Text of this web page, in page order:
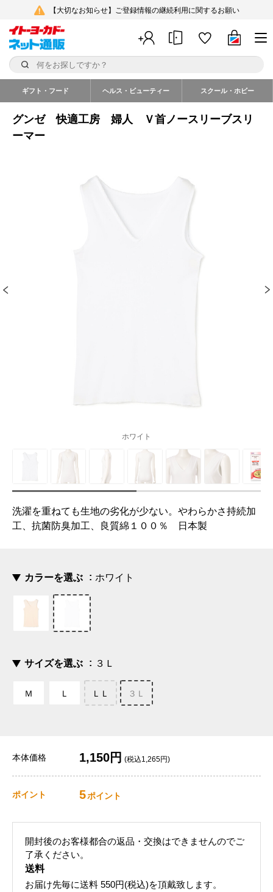
【大切なお知らせ】ご登録情報の継続利用に関するお願い
ギフト・フード ヘルス・ビューティー スクール・ホビー
グンゼ 快適工房 婦人 Ｖ首ノースリーブスリ
ーマー
ホワイト
洗濯を重ねても生地の劣化が少ない。やわらかさ持続加
工、抗菌防臭加工、良質綿１００％ 日本製
カラーを選ぶ ホワイト
サイズを選ぶ ３Ｌ
Ｍ Ｌ ＬＬ ３Ｌ
本体価格 1,150円 (税込1,265円)
ポイント 5ポイント
開封後のお客様都合の返品・交換はできませんのでご
了承ください。
送料
お届け先毎に送料 550円(税込)を頂戴致します。